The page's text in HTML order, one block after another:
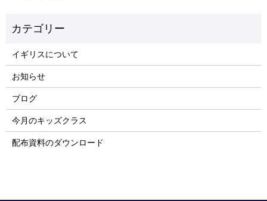
イギリスについて
お知らせ
ブログ
今月のキッズクラス
配布資料のダウンロード